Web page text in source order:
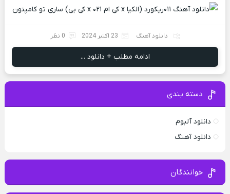
دانلود آهنگ 23 اکتبر 2024 0 نظر
ادامه مطلب + دانلود ...
دسته بندی
دانلود آلبوم
دانلود آهنگ
خوانندگان